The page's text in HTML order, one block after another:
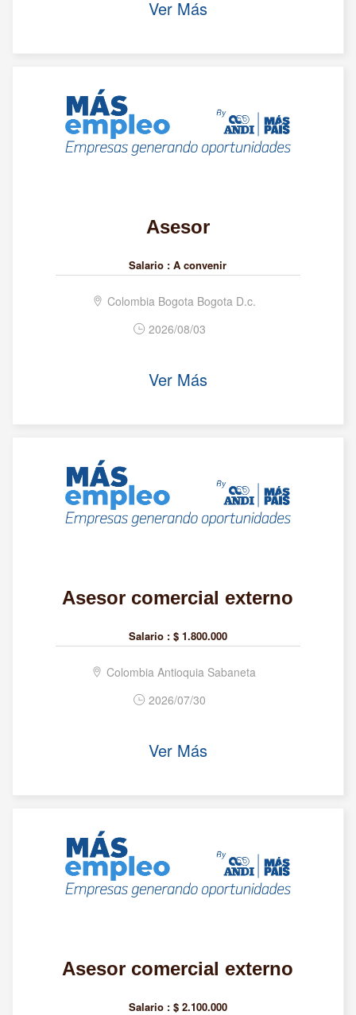
Ver Más
Asesor
Salario : A convenir
Colombia Bogota Bogota D.c.
2026/08/03
Ver Más
Asesor comercial externo
Salario : $ 1.800.000
Colombia Antioquia Sabaneta
2026/07/30
Ver Más
Asesor comercial externo
Salario : $ 2.100.000